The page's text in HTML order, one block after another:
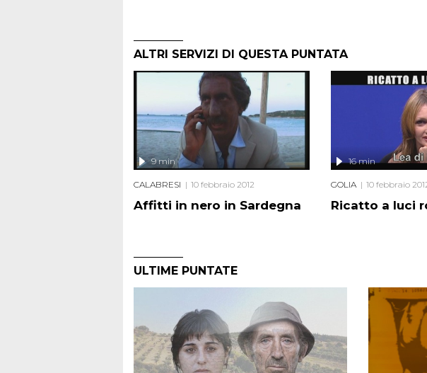
ALTRI SERVIZI DI QUESTA PUNTATA
Affitti in nero in Sardegna
9 min
CALABRESI 10 febbraio 2012
Ricatto a luci
16 min
GOLIA 10 febbraio
ULTIME PUNTATE